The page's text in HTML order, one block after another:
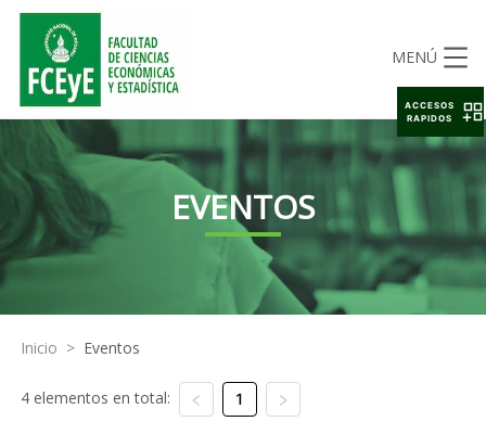
MENÚ
EVENTOS
Inicio > Eventos
4 elementos en total: 1
ACCESOS
RAPIDOS